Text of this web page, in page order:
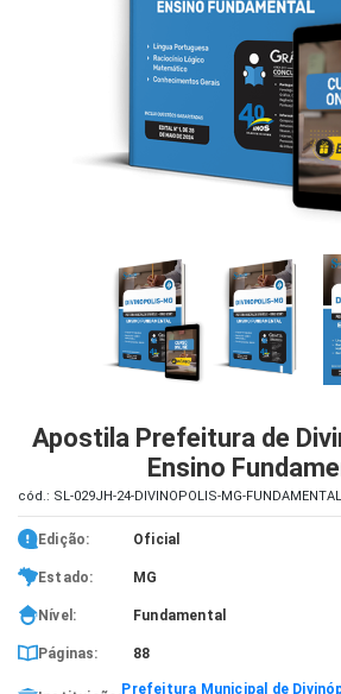
Apostila Prefeitura de
Ensino
cód.: SL-029JH-24-DIVINOPOLIS-MG-
Edição: Oficial
Estado: MG
Nível: Fundamental
Páginas: 88
Prefeitura Municipal de